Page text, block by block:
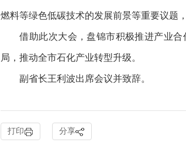
燃料等绿色低碳技术的发展前景等重要议题
借助此次大会，盘锦市积极推进产业合
局，推动全市石化产业转型升级。
副省长王利波出席会议并致辞。
打印 分享